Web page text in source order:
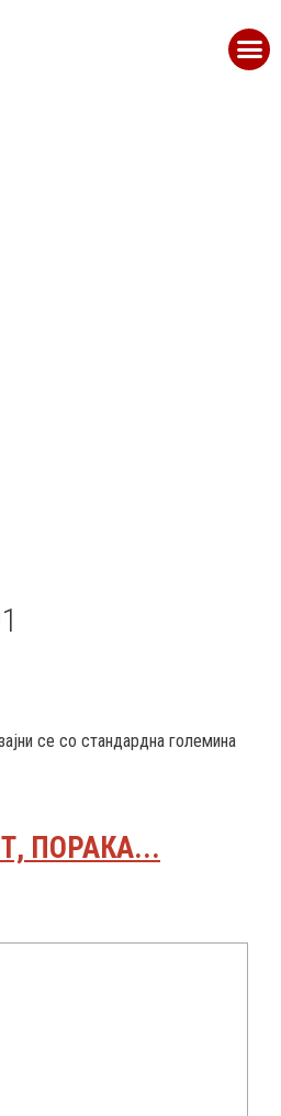
се со стандардна големина
ПОРАКА...